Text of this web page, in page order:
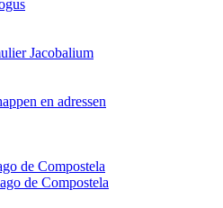
Jacobalium
en adressen
de Compostela
de Compostela